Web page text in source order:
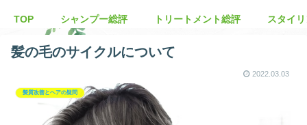
TOP シャンプー総評 トリートメント総評 スタイ
髪の毛のサイクルについて
2022.03.03
髪質改善とヘアの疑問